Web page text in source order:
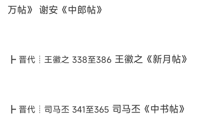
万帖》 谢安《中郎帖》
┣ 晋代┊王徽之 338至386 王徽之《新月帖》
┣ 晋代┊司马丕 341至365 司马丕《中书帖》